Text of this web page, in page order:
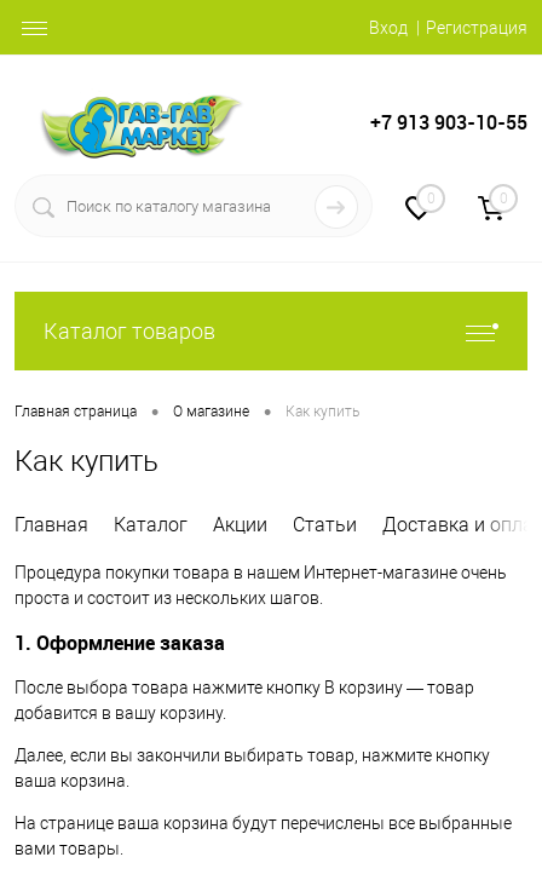
Вход Регистрация
+7 913 903-10-55
0 0
Каталог товаров
Главная страница • О магазине • Как купить
Как купить
Главная Каталог Акции Статьи Доставка и
Процедура покупки товара в нашем Интернет-магазине очень
проста и состоит из нескольких шагов.
1. Оформление заказа
После выбора товара нажмите кнопку В корзину — товар
добавится в вашу корзину.
Далее, если вы закончили выбирать товар, нажмите кнопку
ваша корзина.
На странице ваша корзина будут перечислены все выбранные
вами товары.